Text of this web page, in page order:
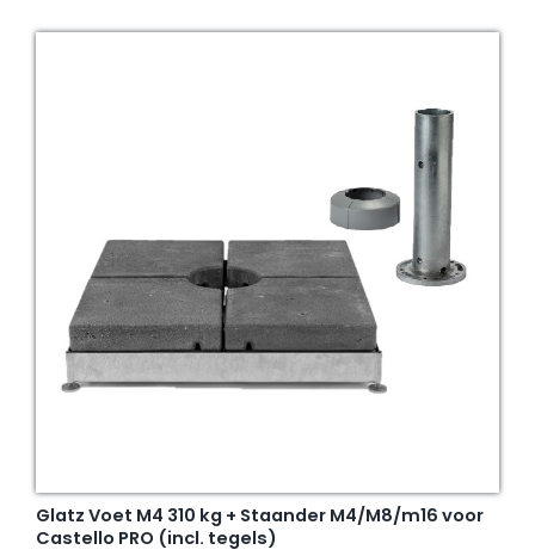
Glatz Voet M4 310 kg + Staander M4/M8/m16 voor
Castello PRO (incl. tegels)